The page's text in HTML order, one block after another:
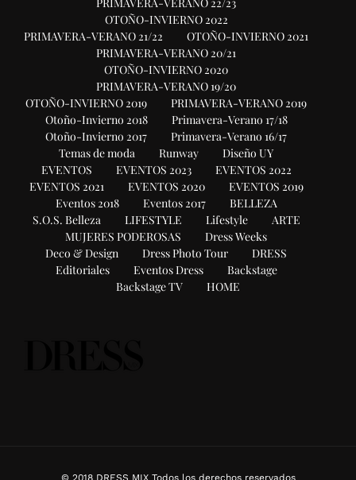
OTOÑO-INVIERNO 2022
PRIMAVERA-VERANO 21/22
OTOÑO-INVIERNO 2021
PRIMAVERA-VERANO 20/21
OTOÑO-INVIERNO 2020
PRIMAVERA-VERANO 19/20
OTOÑO-INVIERNO 2019
PRIMAVERA-VERANO 2019
Otoño-Invierno 2018
Primavera-Verano 17/18
Otoño-Invierno 2017
Primavera-Verano 16/17
Temas de moda
Runway
Diseño UY
EVENTOS
EVENTOS 2023
EVENTOS 2022
EVENTOS 2021
EVENTOS 2020
EVENTOS 2019
Eventos 2018
Eventos 2017
BELLEZA
S.O.S. Belleza
LIFESTYLE Lifestyle
ARTE
MUJERES PODEROSAS
Dress Weeks
Deco & Design
Dress Photo Tour
DRESS
Editoriales
Eventos Dress
Backstage
Backstage TV
HOME
© 2018 DRESS MIX Todos los derechos reservados